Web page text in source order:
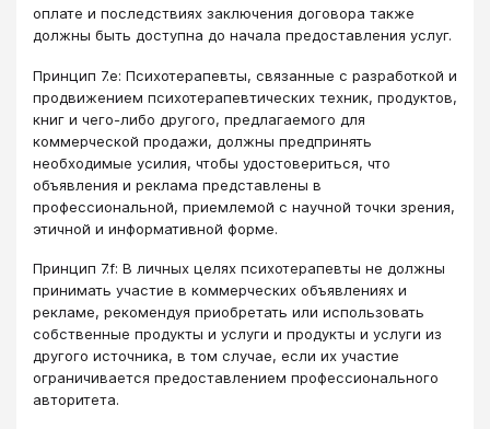
оплате и последствиях заключения договора также
должны быть доступна до начала предоставления услуг.
Принцип 7.e: Психотерапевты, связанные с разработкой и
продвижением психотерапевтических техник, продуктов,
книг и чего-либо другого, предлагаемого для
коммерческой продажи, должны предпринять
необходимые усилия, чтобы удостовериться, что
объявления и реклама представлены в
профессиональной, приемлемой с научной точки зрения,
этичной и информативной форме.
Принцип 7.f: В личных целях психотерапевты не должны
принимать участие в коммерческих объявлениях и
рекламе, рекомендуя приобретать или использовать
собственные продукты и услуги и продукты и услуги из
другого источника, в том случае, если их участие
ограничивается предоставлением профессионального
авторитета.